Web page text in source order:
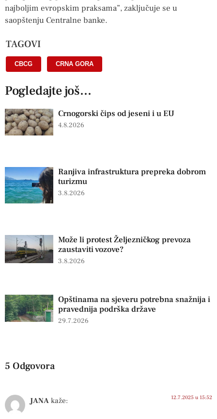
najboljim evropskim praksama”, zaključuje se u
saopštenju Centralne banke.
TAGOVI
CBCG CRNA GORA
Pogledajte još...
Crnogorski čips od jeseni i u EU
4.8.2026
Ranjiva infrastruktura prepreka dobrom
turizmu
3.8.2026
Može li protest Željezničkog prevoza
zaustaviti vozove?
3.8.2026
Opštinama na sjeveru potrebna snažnija i
pravednija podrška države
29.7.2026
5 Odgovora
JANA kaže: 12.7.2025 u 15:52